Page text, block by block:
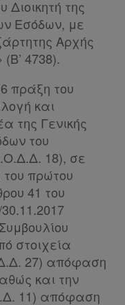
της
Εσόδων, με
Αρχής
4738).
πράξη του
και
της Γενικής
του
18), σε
του πρώτου
41 του
στοιχεία
27) απόφαση
και την
11) απόφαση